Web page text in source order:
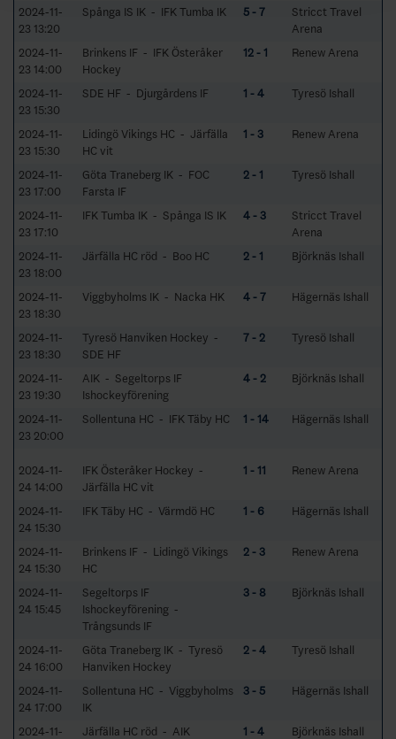
2024-11-
23 13:20
Spånga IS IK - IFK Tumba IK 5 - 7
Stricct Travel
Arena
2024-11-
23 14:00
Brinkens IF - IFK Österåker
Hockey
12 - 1 Renew Arena
2024-11-
23 15:30
SDE HF - Djurgårdens IF 1 - 4 Tyresö Ishall
2024-11-
23 15:30
Lidingö Vikings HC - Järfälla
HC vit
1 - 3 Renew Arena
2024-11-
23 17:00
Göta Traneberg IK - FOC
Farsta IF
2 - 1 Tyresö Ishall
2024-11-
23 17:10
IFK Tumba IK - Spånga IS IK 4 - 3
Stricct Travel
Arena
2024-11-
23 18:00
Järfälla HC röd - Boo HC 2 - 1 Björknäs Ishall
2024-11-
23 18:30
Viggbyholms IK - Nacka HK 4 - 7 Hägernäs Ishall
2024-11-
23 18:30
Tyresö Hanviken Hockey -
SDE HF
7 - 2 Tyresö Ishall
2024-11-
23 19:30
AIK - Segeltorps IF
Ishockeyförening
4 - 2 Björknäs Ishall
2024-11-
23 20:00
Sollentuna HC - IFK Täby HC 1 - 14 Hägernäs Ishall
2024-11-
24 14:00
IFK Österåker Hockey -
Järfälla HC vit
1 - 11 Renew Arena
2024-11-
24 15:30
IFK Täby HC - Värmdö HC 1 - 6 Hägernäs Ishall
2024-11-
24 15:30
Brinkens IF - Lidingö Vikings
HC
2 - 3 Renew Arena
2024-11-
24 15:45
Segeltorps IF
Ishockeyförening -
Trångsunds IF
3 - 8 Björknäs Ishall
2024-11-
24 16:00
Göta Traneberg IK - Tyresö
Hanviken Hockey
2 - 4 Tyresö Ishall
2024-11-
24 17:00
Sollentuna HC - Viggbyholms
IK
3 - 5 Hägernäs Ishall
2024-11-
Järfälla HC röd - AIK 1 - 4 Björknäs Ishall